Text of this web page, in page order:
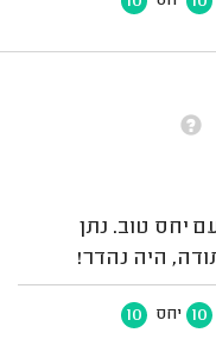
יחס טוב. נתן
היה נהדר!
10 יחס 10